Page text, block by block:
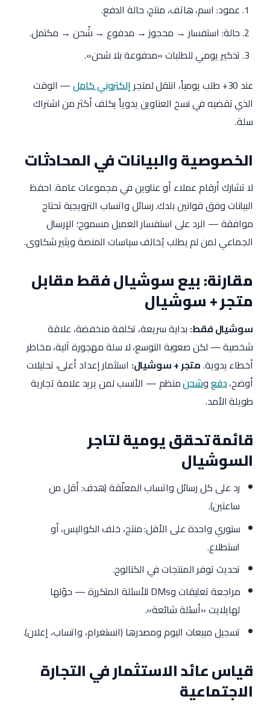
عمود: اسم، هاتف، منتج، حالة الدفع.
حالة: استفسار → محجوز → مدفوع → شُحن → مكتمل.
تذكير يومي للطلبات «مدفوعة بلا شحن».
عند 30+ طلب يومياً، انتقل لمتجر
إلكتروني كامل— الوقت
الذي تقضيه في نسخ العناوين يدوياً يكلف أكثر من اشتراك
سلة.
الخصوصية والبيانات في المحادثات
لا تشارك أرقام عملاء أو عناوين في مجموعات عامة. احفظ
البيانات وفق قوانين بلدك. رسائل واتساب الترويجية تحتاج
موافقة — الرد على استفسار العميل مسموح؛ الإرسال
الجماعي لمن لم يطلب يُخالف سياسات المنصة ويثير شكاوى.
مقارنة: بيع سوشيال فقط مقابل
متجر + سوشيال
سوشيال فقط: بداية سريعة، تكلفة منخفضة، علاقة
شخصية — لكن صعوبة التوسع، لا سلة مهجورة آلية، مخاطر
أخطاء يدوية.متجر + سوشيال: استثمار إعداد أعلى، تحليلات
أوضح،دفعوشحنمنظم — الأنسب لمن يريد علامة تجارية
طويلة الأمد.
قائمة تحقق يومية لتاجر
السوشيال
رد على كل رسائل واتساب المعلّقة (هدف: أقل من
ساعتين).
ستوري واحدة على الأقل: منتج، خلف الكواليس، أو
استطلاع.
تحديث توفر المنتجات في الكتالوج.
مراجعة تعليقات وDMs للأسئلة المتكررة — حوّلها
لهايلايت «أسئلة شائعة».
تسجيل مبيعات اليوم ومصدرها (انستغرام، واتساب، إعلان).
قياس عائد الاستثمار في التجارة
الاجتماعية